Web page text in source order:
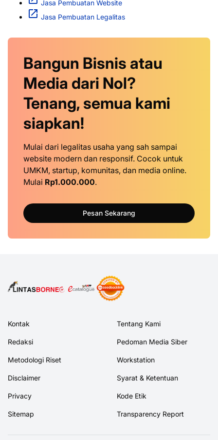
Jasa Pembuatan Website
Jasa Pembuatan Legalitas
Bangun Bisnis atau
Media dari Nol?
Tenang, semua kami
siapkan!
Mulai dari legalitas usaha yang sah sampai
website modern dan responsif. Cocok untuk
UMKM, startup, komunitas, dan media online.
Mulai Rp1.000.000.
Pesan Sekarang
Kontak Tentang Kami
Redaksi Pedoman Media Siber
Metodologi Riset Workstation
Disclaimer Syarat & Ketentuan
Privacy Kode Etik
Sitemap Transparency Report